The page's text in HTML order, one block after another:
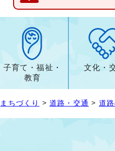
子育て・福祉・
教育
文化・
まちづくり >道路・交通 > 道